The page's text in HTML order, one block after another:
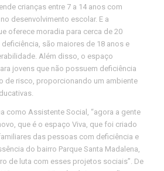
crianças entre 7 a 14 anos com
desenvolvimento escolar. E a
oferece moradia para cerca de 20
são maiores de 18 anos e
Além disso, o espaço
jovens que não possuem deficiência
de risco, proporcionando um ambiente
como Assistente Social, “agora a gente
que é o espaço Viva, que foi criado
das pessoas com deficiência e
do bairro Parque Santa Madalena,
de luta com esses projetos sociais”. De